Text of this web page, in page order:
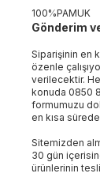
100%PAMUK
Gönderim
Siparişinin en
özenle
verilecektir.
konuda 0850
formumuzu
en kısa
Sitemizden
30 gün
ürünlerinin